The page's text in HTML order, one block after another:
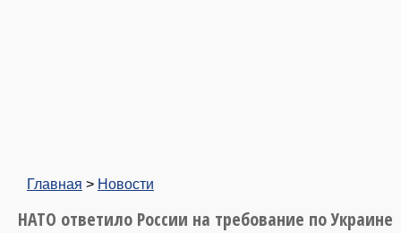
Главная > Новости
НАТО ответило России на требование по Украине